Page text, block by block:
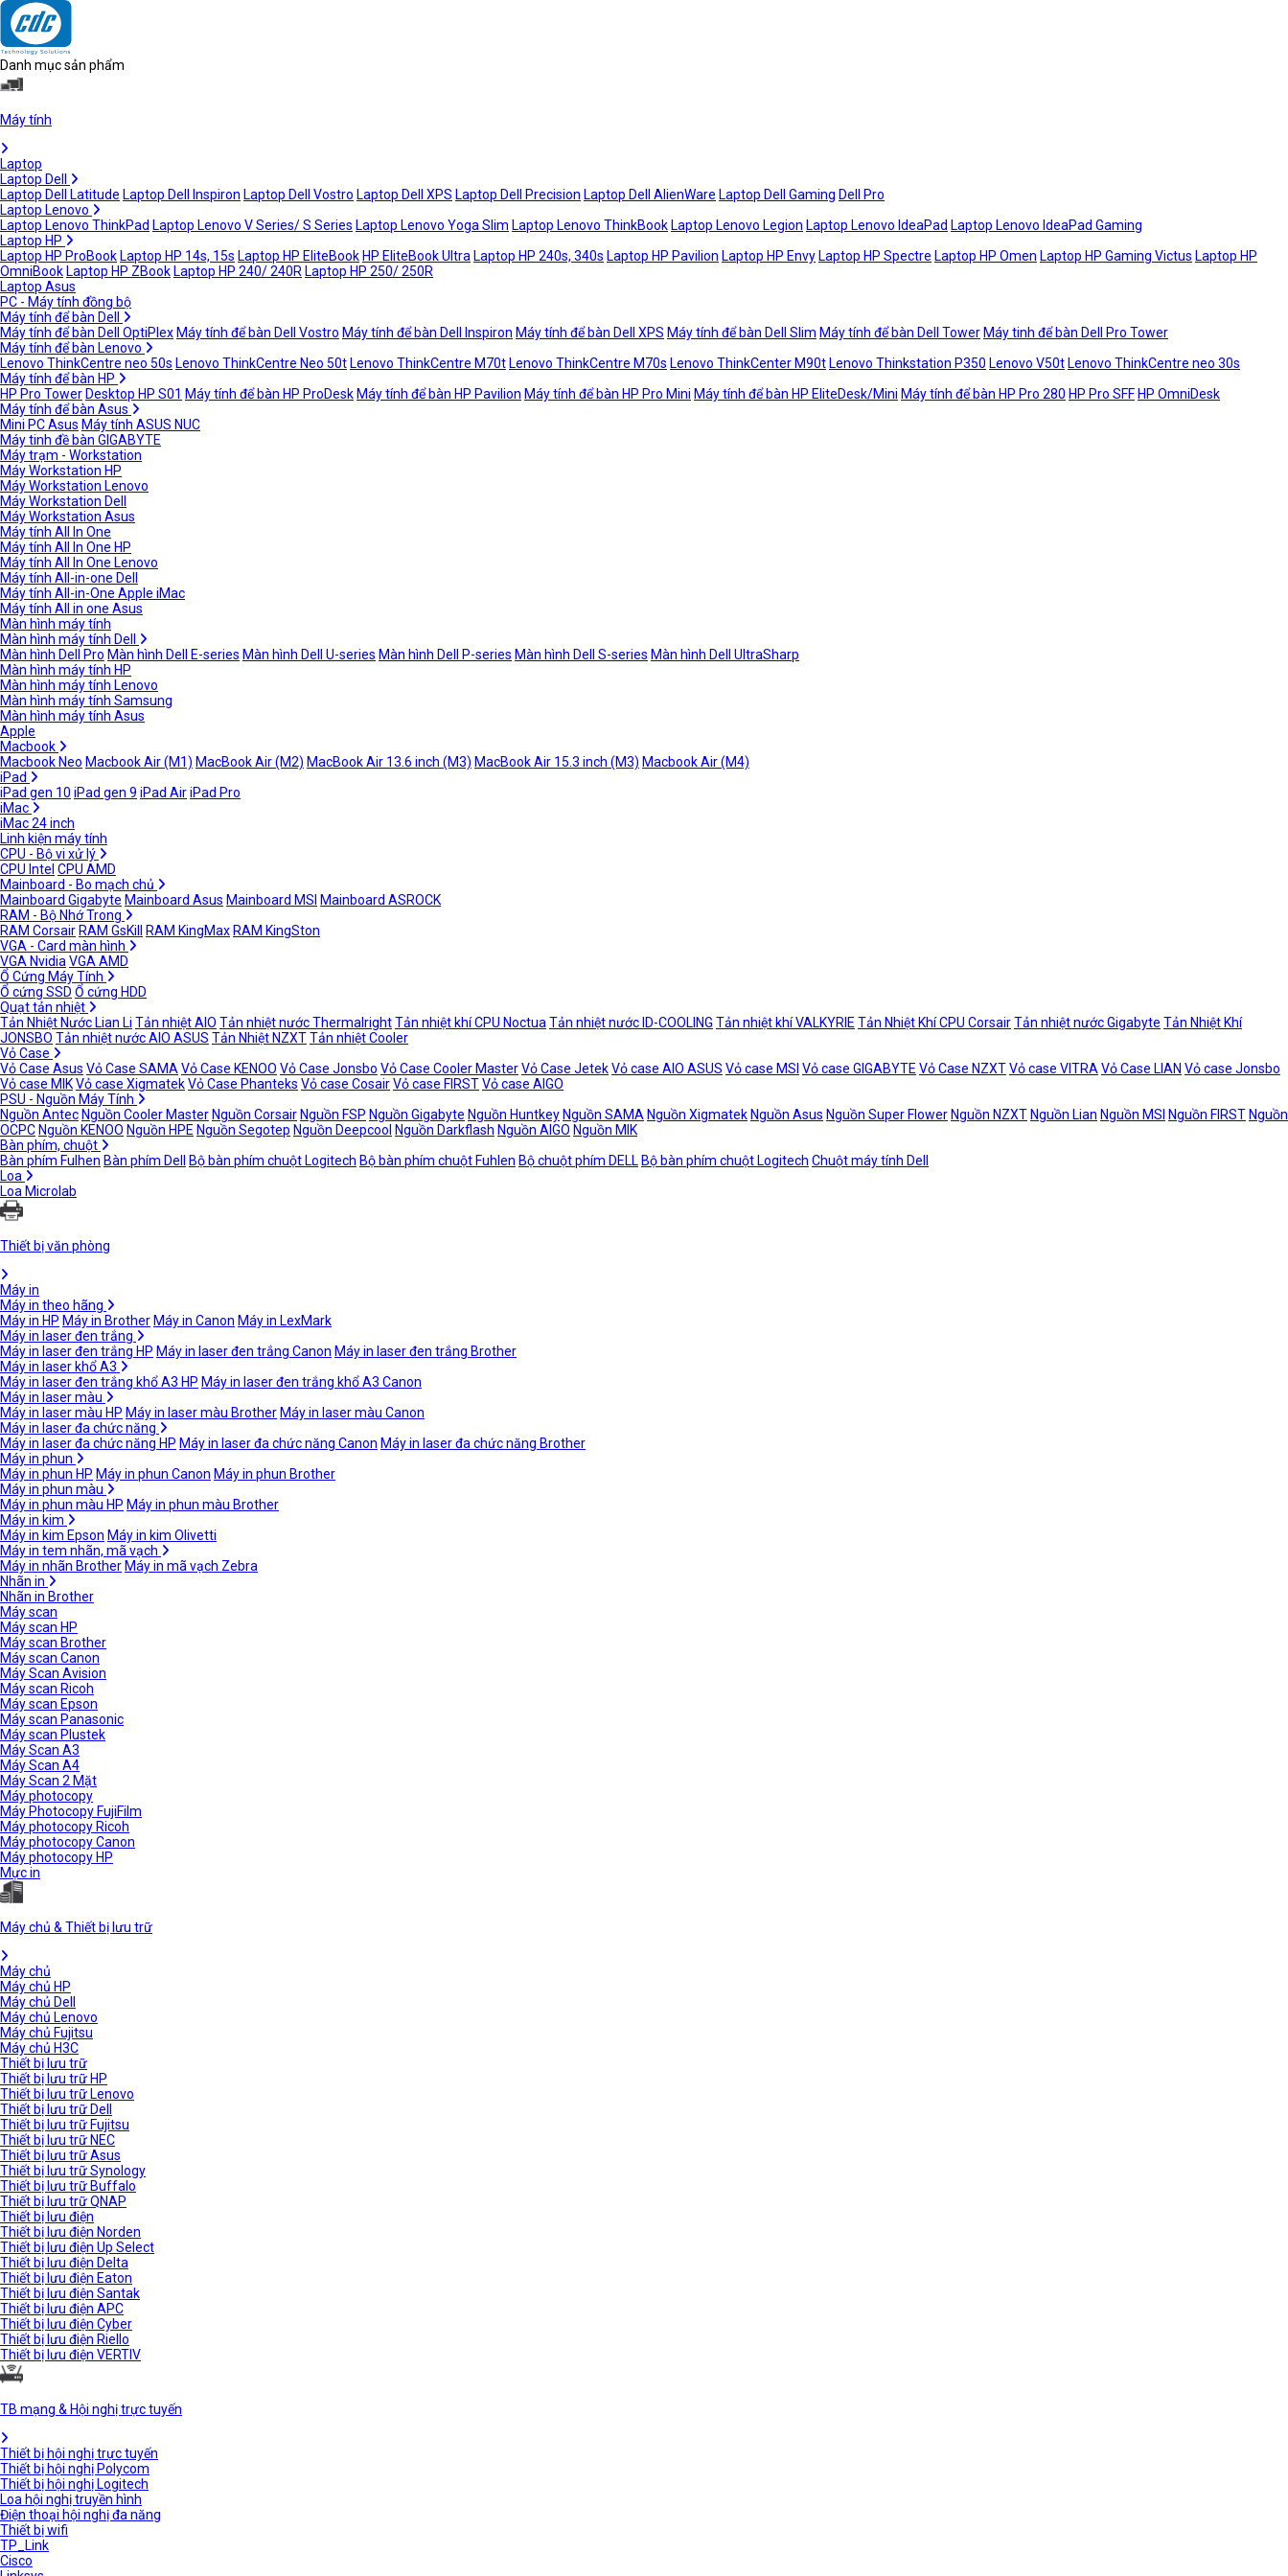
Danh mục sản phẩm
Máy tính
Laptop
Laptop Dell
Laptop Dell Latitude Laptop Dell Inspiron Laptop Dell Vostro Laptop Dell XPS Laptop Dell Precision Laptop Dell AlienWare Laptop Dell Gaming Dell Pro
Laptop Lenovo
Laptop Lenovo ThinkPad Laptop Lenovo V Series/ S Series Laptop Lenovo Yoga Slim Laptop Lenovo ThinkBook Laptop Lenovo Legion Laptop Lenovo IdeaPad Laptop Lenovo IdeaPad Gaming
Laptop HP
Laptop HP ProBook Laptop HP 14s, 15s Laptop HP EliteBook HP EliteBook Ultra Laptop HP 240s, 340s Laptop HP Pavilion Laptop HP Envy Laptop HP Spectre Laptop HP Omen Laptop HP Gaming Victus Laptop HP
OmniBook Laptop HP ZBook Laptop HP 240/ 240R Laptop HP 250/ 250R
Laptop Asus
PC - Máy tính đồng bộ
Máy tính để bàn Dell
Máy tính để bàn Dell OptiPlex Máy tính để bàn Dell Vostro Máy tính để bàn Dell Inspiron Máy tính để bàn Dell XPS Máy tính để bàn Dell Slim Máy tính để bàn Dell Tower Máy tinh để bàn Dell Pro Tower
Máy tính để bàn Lenovo
Lenovo ThinkCentre neo 50s Lenovo ThinkCentre Neo 50t Lenovo ThinkCentre M70t Lenovo ThinkCentre M70s Lenovo ThinkCenter M90t Lenovo Thinkstation P350 Lenovo V50t Lenovo ThinkCentre neo 30s
Máy tính để bàn HP
HP Pro Tower Desktop HP S01 Máy tính để bàn HP ProDesk Máy tính để bàn HP Pavilion Máy tính để bàn HP Pro Mini Máy tính để bàn HP EliteDesk/Mini Máy tính để bàn HP Pro 280 HP Pro SFF HP OmniDesk
Máy tính để bàn Asus
Mini PC Asus Máy tính ASUS NUC
Máy tinh đề bàn GIGABYTE
Máy trạm - Workstation
Máy Workstation HP
Máy Workstation Lenovo
Máy Workstation Dell
Máy Workstation Asus
Máy tính All In One
Máy tính All In One HP
Máy tính All In One Lenovo
Máy tính All-in-one Dell
Máy tính All-in-One Apple iMac
Máy tính All in one Asus
Màn hình máy tính
Màn hình máy tính Dell
Màn hình Dell Pro Màn hình Dell E-series Màn hình Dell U-series Màn hình Dell P-series Màn hình Dell S-series Màn hình Dell UltraSharp
Màn hình máy tính HP
Màn hình máy tính Lenovo
Màn hình máy tính Samsung
Màn hình máy tính Asus
Apple
Macbook
Macbook Neo Macbook Air (M1) MacBook Air (M2) MacBook Air 13.6 inch (M3) MacBook Air 15.3 inch (M3) Macbook Air (M4)
iPad
iPad gen 10 iPad gen 9 iPad AiriPad Pro
iMac
iMac 24 inch
Linh kiện máy tính
CPU - Bộ vi xử lý
CPU Intel CPU AMD
Mainboard - Bo mạch chủ
Mainboard Gigabyte Mainboard Asus Mainboard MSI Mainboard ASROCK
RAM - Bộ Nhớ Trong
RAM Corsair RAM GsKill RAM KingMax RAM KingSton
VGA - Card màn hình
VGA Nvidia VGA AMD
Ổ Cứng Máy Tính
Ổ cứng SSD Ổ cứng HDD
Quạt tản nhiệt
Tản Nhiệt Nước Lian Li Tản nhiệt AIO Tản nhiệt nước ThermalrightTản nhiệt khí CPU Noctua Tản nhiệt nước ID-COOLING Tản nhiệt khí VALKYRIE Tản Nhiệt Khí CPU CorsairTản nhiệt nước Gigabyte Tản Nhiệt Khí
JONSBO Tản nhiệt nước AIO ASUS Tản Nhiệt NZXTTản nhiệt Cooler
Vỏ Case
Vỏ Case Asus Vỏ Case SAMA Vỏ Case KENOO Vỏ Case Jonsbo Vỏ Case Cooler MasterVỏ Case JetekVỏ case AIO ASUS Vỏ case MSI Vỏ case GIGABYTE Vỏ Case NZXTVỏ case VITRA Vỏ Case LIAN Vỏ case Jonsbo
Vỏ case MIKVỏ case XigmatekVỏ Case Phanteks Vỏ case CosairVỏ case FIRSTVỏ case AIGO
PSU - Nguồn Máy Tính
Nguồn Antec Nguồn Cooler Master Nguồn Corsair Nguồn FSP Nguồn Gigabyte Nguồn Huntkey Nguồn SAMA Nguồn Xigmatek Nguồn Asus Nguồn Super Flower Nguồn NZXT Nguồn Lian Nguồn MSI Nguồn FIRST Nguồn
OCPC Nguồn KENOO Nguồn HPE Nguồn Segotep Nguồn Deepcool Nguồn Darkflash Nguồn AIGO Nguồn MIK
Bàn phím, chuột
Bàn phím Fulhen Bàn phím Dell Bộ bàn phím chuột Logitech Bộ bàn phím chuột Fuhlen Bộ chuột phím DELL Bộ bàn phím chuột Logitech Chuột máy tính Dell
Loa
Loa Microlab
Thiết bị văn phòng
Máy in
Máy in theo hãng
Máy in HP Máy in Brother Máy in Canon Máy in LexMark
Máy in laser đen trắng
Máy in laser đen trắng HP Máy in laser đen trắng Canon Máy in laser đen trắng Brother
Máy in laser khổ A3
Máy in laser đen trắng khổ A3 HP Máy in laser đen trắng khổ A3 Canon
Máy in laser màu
Máy in laser màu HP Máy in laser màu Brother Máy in laser màu Canon
Máy in laser đa chức năng
Máy in laser đa chức năng HP Máy in laser đa chức năng Canon Máy in laser đa chức năng Brother
Máy in phun
Máy in phun HP Máy in phun Canon Máy in phun Brother
Máy in phun màu
Máy in phun màu HP Máy in phun màu Brother
Máy in kim
Máy in kim Epson Máy in kim Olivetti
Máy in tem nhãn, mã vạch
Máy in nhãn Brother Máy in mã vạch Zebra
Nhãn in
Nhãn in Brother
Máy scan
Máy scan HP
Máy scan Brother
Máy scan Canon
Máy Scan Avision
Máy scan Ricoh
Máy scan Epson
Máy scan Panasonic
Máy scan Plustek
Máy Scan A3
Máy Scan A4
Máy Scan 2 Mặt
Máy photocopy
Máy Photocopy FujiFilm
Máy photocopy Ricoh
Máy photocopy Canon
Máy photocopy HP
Mực in
Máy chủ & Thiết bị lưu trữ
Máy chủ
Máy chủ HP
Máy chủ Dell
Máy chủ Lenovo
Máy chủ Fujitsu
Máy chủ H3C
Thiết bị lưu trữ
Thiết bị lưu trữ HP
Thiết bị lưu trữ Lenovo
Thiết bị lưu trữ Dell
Thiết bị lưu trữ Fujitsu
Thiết bị lưu trữ NEC
Thiết bị lưu trữ Asus
Thiết bị lưu trữ Synology
Thiết bị lưu trữ Buffalo
Thiết bị lưu trữ QNAP
Thiết bị lưu điện
Thiết bị lưu điện Norden
Thiết bị lưu điện Up Select
Thiết bị lưu điện Delta
Thiết bị lưu điện Eaton
Thiết bị lưu điện Santak
Thiết bị lưu điện APC
Thiết bị lưu điện Cyber
Thiết bị lưu điện Riello
Thiết bị lưu điện VERTIV
TB mạng & Hội nghị trực tuyến
Thiết bị hội nghị trực tuyến
Thiết bị hội nghị Polycom
Thiết bị hội nghị Logitech
Loa hội nghị truyền hình
Điện thoại hội nghị đa năng
Thiết bị wifi
TP_Link
Cisco